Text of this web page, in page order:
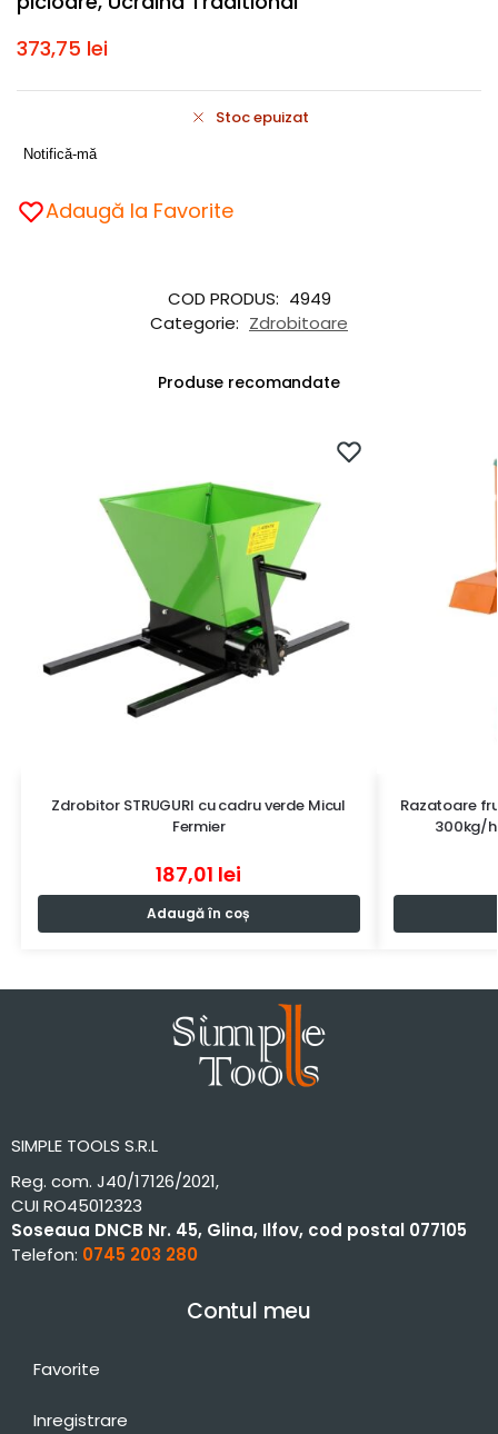
373,75 lei
Stoc epuizat
Notifică-mă
Adaugă la Favorite
COD PRODUS: 4949
Categorie: Zdrobitoare
Produse recomandate
Zdrobitor STRUGURI cu cadru verde Micul
Fermier
187,01 lei
Adaugă în coș
Razatoare
300kg/
SIMPLE TOOLS S.R.L
Reg. com. J40/17126/2021,
CUI RO45012323
Soseaua DNCB Nr. 45, Glina, Ilfov, cod postal 077105
Telefon: 0745 203 280
Contul meu
Favorite
Inregistrare